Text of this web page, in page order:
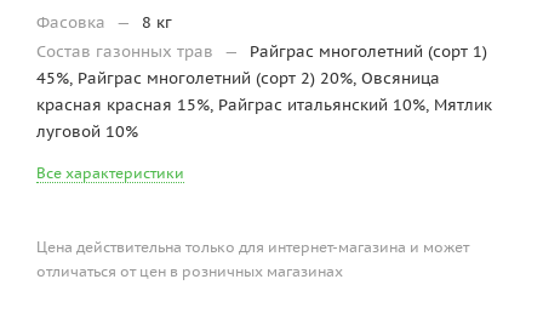
Фасовка —
8 кг
Состав газонных трав
—
Райграс многолетний (сорт 1)
45%, Райграс многолетний (сорт 2) 20%, Овсяница
красная красная 15%, Райграс итальянский 10%, Мятлик
луговой 10%
Все характеристики
Цена действительна только для интернет-магазина и может
отличаться от цен в розничных магазинах